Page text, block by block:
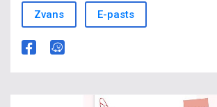
Zvans E-pasts